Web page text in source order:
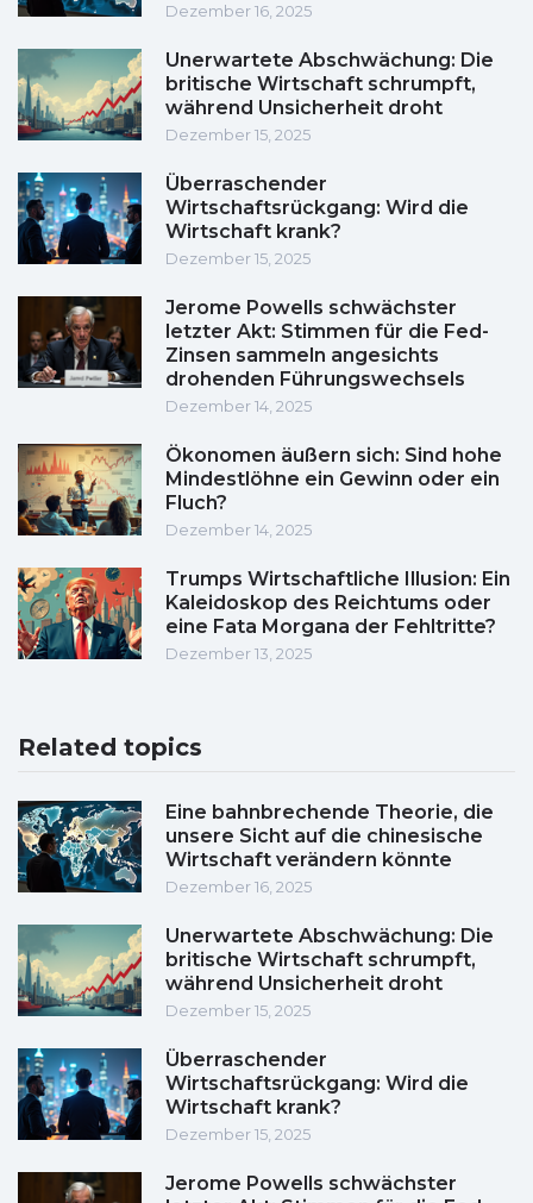
Dezember 16, 2025
Unerwartete Abschwächung: Die
britische Wirtschaft schrumpft,
während Unsicherheit droht
Dezember 15, 2025
Überraschender
Wirtschaftsrückgang: Wird die
Wirtschaft krank?
Dezember 15, 2025
Jerome Powells schwächster
letzter Akt: Stimmen für die Fed-
Zinsen sammeln angesichts
drohenden Führungswechsels
Dezember 14, 2025
Ökonomen äußern sich: Sind hohe
Mindestlöhne ein Gewinn oder ein
Fluch?
Dezember 14, 2025
Trumps Wirtschaftliche Illusion: Ein
Kaleidoskop des Reichtums oder
eine Fata Morgana der Fehltritte?
Dezember 13, 2025
Related topics
Eine bahnbrechende Theorie, die
unsere Sicht auf die chinesische
Wirtschaft verändern könnte
Dezember 16, 2025
Unerwartete Abschwächung: Die
britische Wirtschaft schrumpft,
während Unsicherheit droht
Dezember 15, 2025
Überraschender
Wirtschaftsrückgang: Wird die
Wirtschaft krank?
Dezember 15, 2025
Jerome Powells schwächster